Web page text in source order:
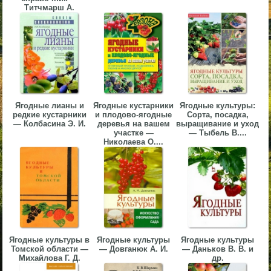
Титчмарш А.
Ягодные лианы и
редкие кустарники
— Колбасина Э. И.
Ягодные кустарники
и плодово-ягодные
деревья на вашем
участке —
Николаева О....
Ягодные культуры:
Сорта, посадка,
выращивание и уход
— Тыбель В....
Ягодные культуры в
Томской области —
Михайлова Г. Д.
Ягодные культуры
— Довганюк А. И.
Ягодные культуры
— Даньков В. В. и
др.
▼
▼
▼